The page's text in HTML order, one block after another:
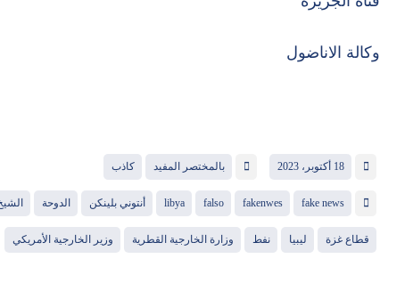
وكالة الاناضول
18 أكتوبر، 2023 بالمختصر المفيد كاذب
fake news
fakenwes
falso
libya أنتوني بلينكن الدوحة
قطاع غزة ليبيا نفط وزارة الخارجية القطرية وزير الخارجية الأمريكي